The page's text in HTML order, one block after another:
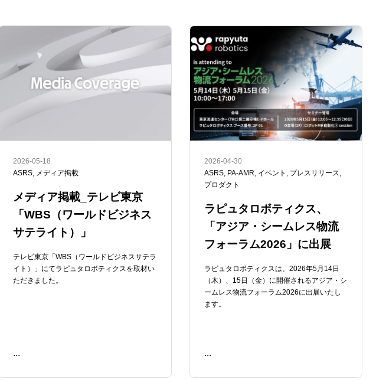
2026-05-18
ASRS, メディア掲載
メディア掲載_テレビ東京
「WBS（ワールドビジネス
サテライト）」
テレビ東京「WBS（ワールドビジネスサテラ
イト）」にてラピュタロボティクスを取材い
ただきました。
...
READ ME
2026-04-30
ASRS, PA-AMR, イベント , プレスリリース,
プロダクト
ラピュタロボティクス、
「アジア・シームレス物流
フォーラム2026」に出展
ラピュタロボティクスは、2026年5月14日
（木）、15日（金）に開催されるアジア・シ
ームレス物流フォーラム2026に出展いたし
ます。
...
READ ME